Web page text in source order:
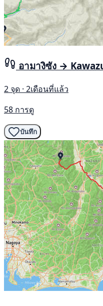
อามางิซัง →
2 จุด · 2เดือนที่แล้ว
58 การดู
บันทึก